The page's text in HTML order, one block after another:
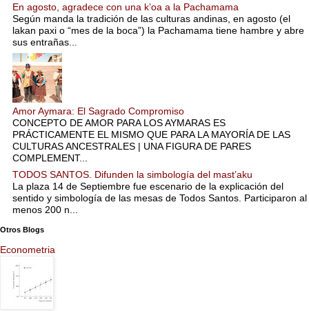
En agosto, agradece con una k’oa a la Pachamama
Según manda la tradición de las culturas andinas, en agosto (el
lakan paxi o “mes de la boca”) la Pachamama tiene hambre y abre
sus entrañas...
Amor Aymara: El Sagrado Compromiso
CONCEPTO DE AMOR PARA LOS AYMARAS ES
PRÁCTICAMENTE EL MISMO QUE PARA LA MAYORÍA DE LAS
CULTURAS ANCESTRALES | UNA FIGURA DE PARES
COMPLEMENT...
TODOS SANTOS. Difunden la simbología del mast’aku
La plaza 14 de Septiembre fue escenario de la explicación del
sentido y simbología de las mesas de Todos Santos. Participaron al
menos 200 n...
Otros Blogs
Econometria